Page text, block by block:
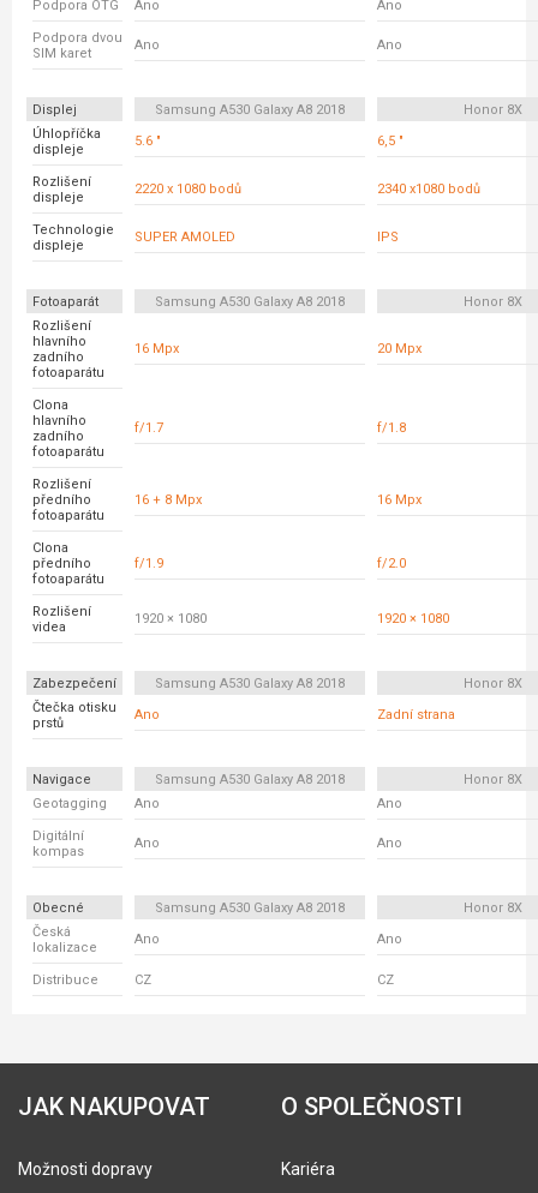
Podpora OTG Ano Ano
Podpora dvou
SIM karet
Ano Ano
Displej Samsung A530 Galaxy A8 2018
Honor 8X
Úhlopříčka
displeje
5.6 " 6,5 "
Rozlišení
displeje
2220 x 1080 bodů 2340 x1080 bodů
Technologie
displeje
SUPER AMOLED IPS
Fotoaparát Samsung A530 Galaxy A8 2018
Honor 8X
Rozlišení
hlavního
zadního
fotoaparátu
16 Mpx 20 Mpx
Clona
hlavního
zadního
fotoaparátu
f/1.7 f/1.8
Rozlišení
předního
fotoaparátu
16 + 8 Mpx 16 Mpx
Clona
předního
fotoaparátu
f/1.9 f/2.0
Rozlišení
videa
1920 × 1080 1920 × 1080
Zabezpečení Samsung A530 Galaxy A8 2018
Honor 8X
Čtečka otisku
prstů
Ano Zadní strana
Navigace Samsung A530 Galaxy A8 2018
Honor 8X
Geotagging
Ano Ano
Digitální
kompas
Ano Ano
Obecné Samsung A530 Galaxy A8 2018
Honor 8X
Česká
lokalizace
Ano Ano
Distribuce CZ CZ
JAK NAKUPOVAT
Možnosti dopravy
O SPOLEČNOSTI
Kariéra